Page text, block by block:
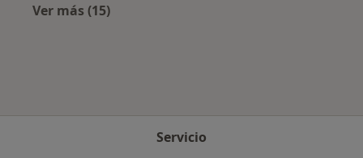
Ver más (15)
Servicio